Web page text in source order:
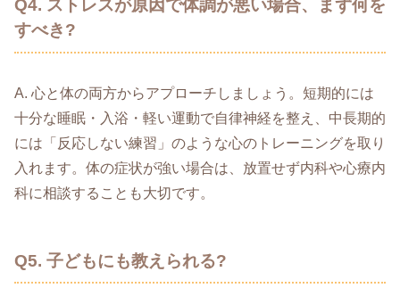
Q4. ストレスが原因で体調が悪い場合、まず何を
すべき?
A. 心と体の両方からアプローチしましょう。短期的には
十分な睡眠・入浴・軽い運動で自律神経を整え、中長期的
には「反応しない練習」のような心のトレーニングを取り
入れます。体の症状が強い場合は、放置せず内科や心療内
科に相談することも大切です。
Q5. 子どもにも教えられる?